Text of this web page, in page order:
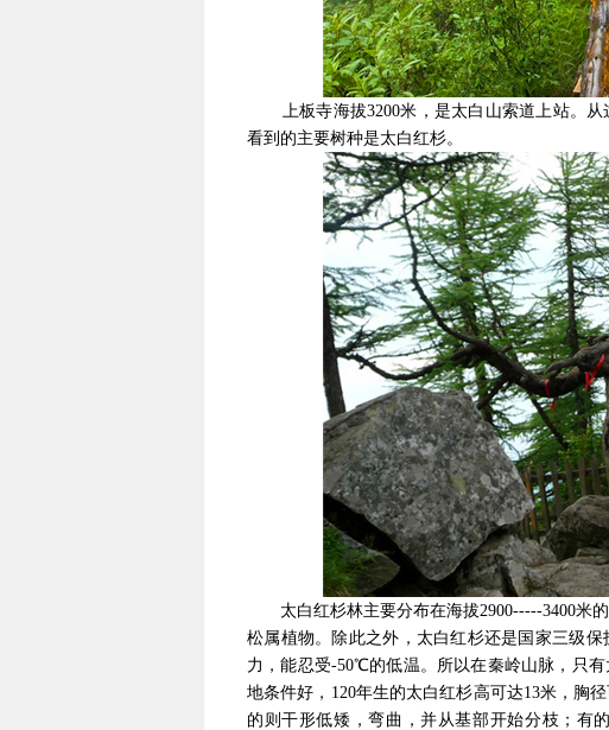
上板寺海拔3200米，是太白山索道上站。从
看到的主要树种是太白红杉。
太白红杉林主要分布在海拔2900-----3400米
松属植物。除此之外，太白红杉还是国家三级
力，能忍受-50℃的低温。所以在秦岭山脉，只
地条件好，120年生的太白红杉高可达13米，胸
的则干形低矮，弯曲，并从基部开始分枝；有